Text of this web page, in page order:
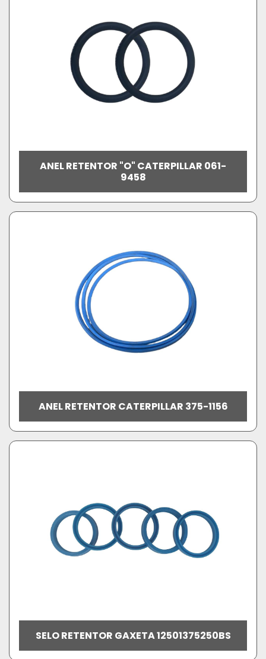
ANEL RETENTOR "O" CATERPILLAR 061-
9458
ANEL RETENTOR CATERPILLAR 375-1156
SELO RETENTOR GAXETA 12501375250BS